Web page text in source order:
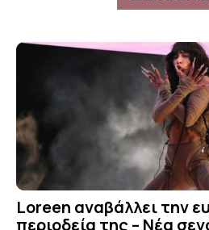
Loreen αναβάλλει την
περιοδεία της – Νέα